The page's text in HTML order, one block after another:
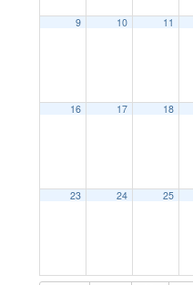
9 10 11
16 17 18
23 24 25